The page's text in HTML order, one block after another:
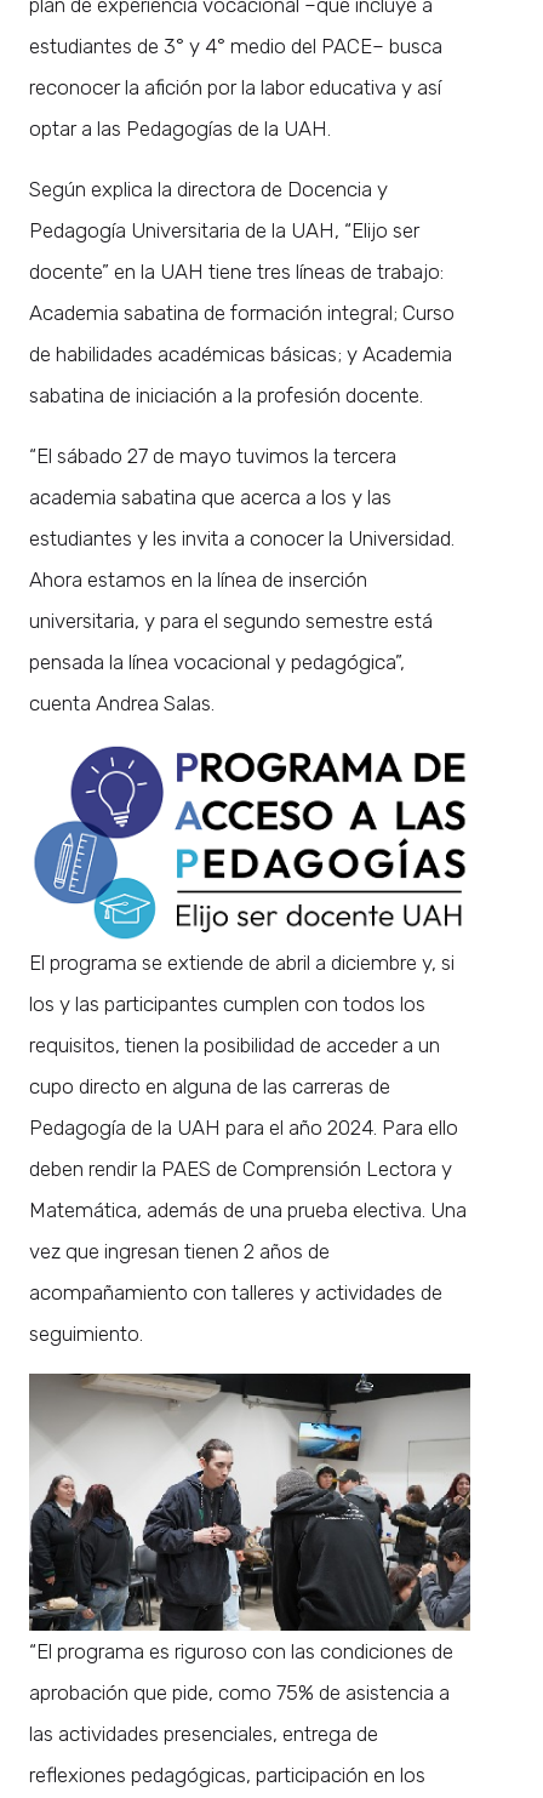
estudiantes de 3° y 4° medio del PACE– busca
reconocer la afición por la labor educativa y así
optar a las Pedagogías de la UAH.
Según explica la directora de Docencia y
Pedagogía Universitaria de la UAH, “Elijo ser
docente” en la UAH tiene tres líneas de trabajo:
Academia sabatina de formación integral; Curso
de habilidades académicas básicas; y Academia
sabatina de iniciación a la profesión docente.
“El sábado 27 de mayo tuvimos la tercera
academia sabatina que acerca a los y las
estudiantes y les invita a conocer la Universidad.
Ahora estamos en la línea de inserción
universitaria, y para el segundo semestre está
pensada la línea vocacional y pedagógica”,
cuenta Andrea Salas.
El programa se extiende de abril a diciembre y, si
los y las participantes cumplen con todos los
requisitos, tienen la posibilidad de acceder a un
cupo directo en alguna de las carreras de
Pedagogía de la UAH para el año 2024. Para ello
deben rendir la PAES de Comprensión Lectora y
Matemática, además de una prueba electiva. Una
vez que ingresan tienen 2 años de
acompañamiento con talleres y actividades de
seguimiento.
“El programa es riguroso con las condiciones de
aprobación que pide, como 75% de asistencia a
las actividades presenciales, entrega de
reflexiones pedagógicas, participación en los